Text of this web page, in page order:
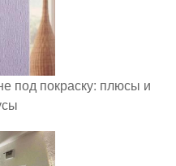
под покраску: плюсы и